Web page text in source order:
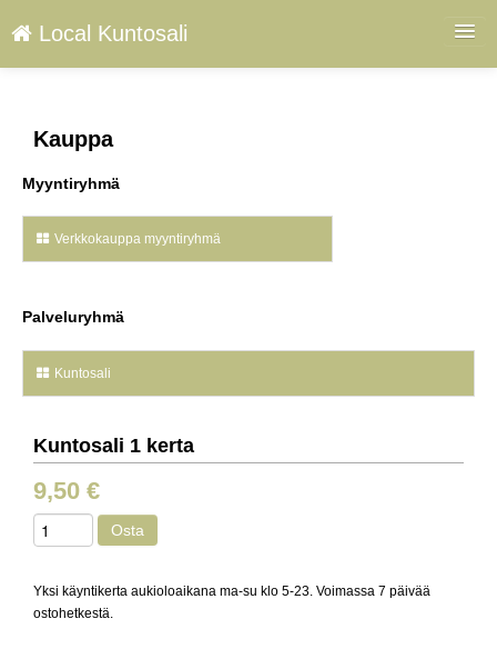
Local Kuntosali
Kirjaudu
Kieli: FI
Kauppa
Myyntiryhmä
Verkkokauppa myyntiryhmä
Palveluryhmä
Kuntosali
Kuntosali 1 kerta
Yksi käyntikerta aukioloaikana ma-su klo 5-23. Voimassa 7 päivää
ostohetkestä.
9,50 €
Osta